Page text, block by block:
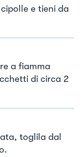
e tieni da
a fiamma
di circa 2
toglila dal